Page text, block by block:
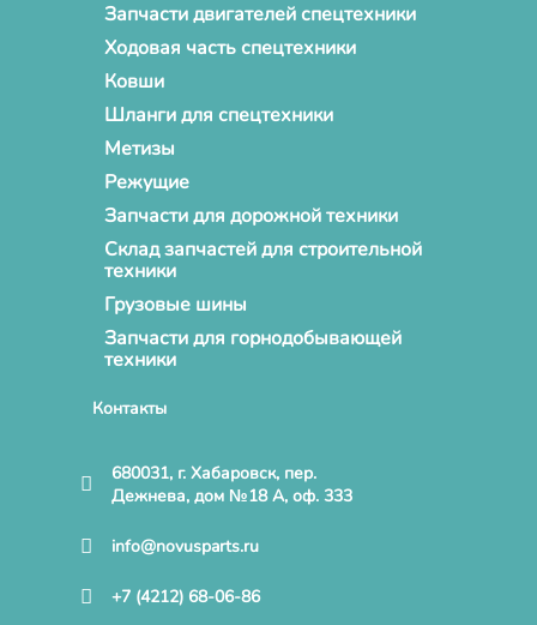
Запчасти двигателей спецтехники
Ходовая часть спецтехники
Ковши
Шланги для спецтехники
Метизы
Режущие
Запчасти для дорожной техники
Склад запчастей для строительной
техники
Грузовые шины
Запчасти для горнодобывающей
техники
Контакты
680031, г. Хабаровск, пер.
Дежнева, дом №18 А, оф. 333
info@novusparts.ru
+7 (4212) 68-06-86